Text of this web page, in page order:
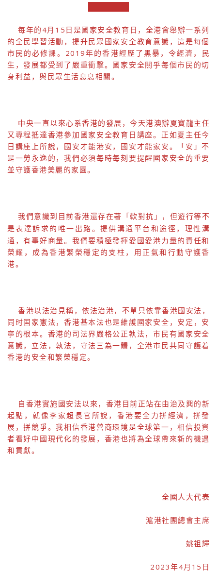
每年的4月15日是國家安全教育日，全港會舉辦一系列
的全民學習活動，提升民眾國家安全教育意識，這是每個
市民的必修課。2019年的香港經歷了黑暴，令經濟，民
生，發展都受到了嚴重衝擊。國家安全關乎每個市民的切
身利益，與民眾生活息息相關。
中央一直以來心系香港的發展，今天港澳辦夏寶龍主任
又專程抵達香港參加國家安全教育日講座。正如夏主任今
日講座上所說，國安才能港安，國安才能家安。「安」不
是一勞永逸的，我們必須每時每刻要提醒國家安全的重要
並守護香港美麗的家園。
我們意識到目前香港還存在著「軟對抗」，但遊行等𣎴
是表 達訴求的唯一出路。提供溝通平台和途徑，理性溝
通，有事好商量。我們要積極發揮愛國愛港力量的責任和
榮耀，成為香港繁榮穩定的支柱，用正氣和行動守護香
港。
香港以法治見稱，依法治港，不單只依靠香港國安法，
同时国家憲法，香港基本法也是維護國家安全，安定，安
寧的根本。香港的司法界嚴格公正執法，市民有國家安全
意識，立法，執法，守法三為一體，全港市民共同守護着
香港的安全和繁榮穩定。
自香港實施國安法以來，香港目前正站在由治及興的新
起點，就像李家超長官所說，香港要全力拼經濟，拼發
展，拼競爭。我相信香港營商環境是全球第一，相信投資
者看好中國現代化的發展，香港也將為全球帶來新的機遇
和貢獻。
全國人大代表
滬港社團總會主席
姚祖輝
2023年4月15日